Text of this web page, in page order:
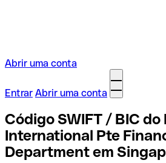
Abrir uma conta
Entrar Abrir uma conta
Código SWIFT / BIC
International Pte
Department em